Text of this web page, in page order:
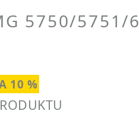
5750/5751/
10 %